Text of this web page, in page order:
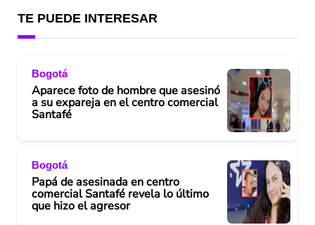
TE PUEDE INTERESAR
Bogotá
Aparece foto de hombre que asesinó
a su expareja en el centro comercial
Santafé
Bogotá
Papá de asesinada en centro
comercial Santafé revela lo último
que hizo el agresor